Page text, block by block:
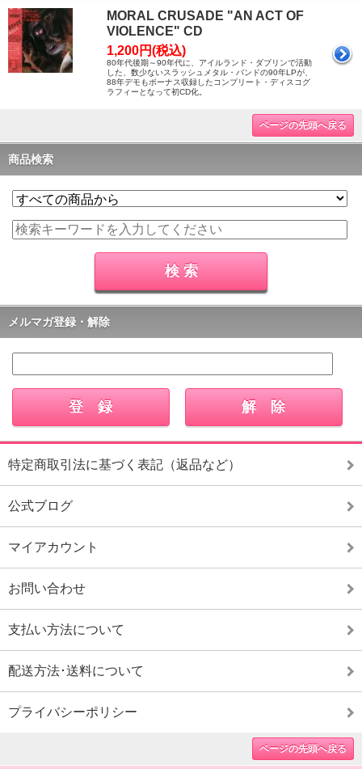
MORAL CRUSADE "AN ACT OF
VIOLENCE" CD
1,200円(税込)
80年代後期～90年代に、アイルランド・ダブリンで活動
した、数少ないスラッシュメタル・バンドの90年LPが、
88年デモもボーナス収録したコンプリート・ディスコグ
ラフィーとなって初CD化。
ページの先頭へ戻る
商品検索
メルマガ登録・解除
特定商取引法に基づく表記（返品など）
公式ブログ
マイアカウント
お問い合わせ
支払い方法について
配送方法･送料について
プライバシーポリシー
ページの先頭へ戻る